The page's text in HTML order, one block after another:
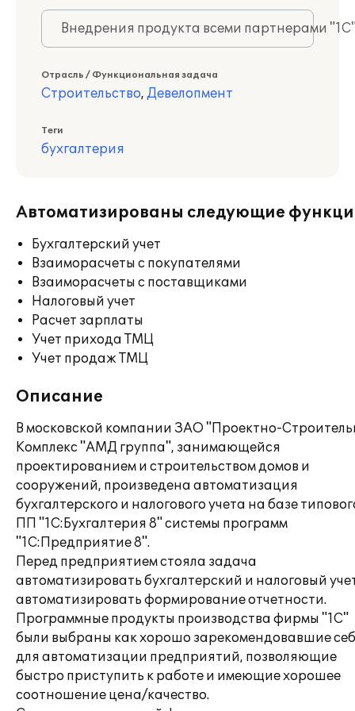
Внедрения продукта всеми партнерами
Отрасль / Функциональная задача
Строительство, Девелопмент
Теги
бухгалтерия
Автоматизированы следующие
Бухгалтерский учет
Взаиморасчеты с покупателями
Взаиморасчеты с поставщиками
Налоговый учет
Расчет зарплаты
Учет прихода ТМЦ
Учет продаж ТМЦ
Описание
В московской компании ЗАО "Проектно-
Комплекс "АМД группа", занимающейся
проектированием и строительством домов и
сооружений, произведена автоматизация
бухгалтерского и налогового учета на базе
ПП "1С:Бухгалтерия 8" системы программ
"1C:Предприятие 8".
Перед предприятием стояла задача
автоматизировать бухгалтерский и налоговый
автоматизировать формирование отчетности.
Программные продукты производства фирмы "1С"
были выбраны как хорошо зарекомендовавшие
для автоматизации предприятий, позволяющие
быстро приступить к работе и имеющие хорошее
соотношение цена/качество.